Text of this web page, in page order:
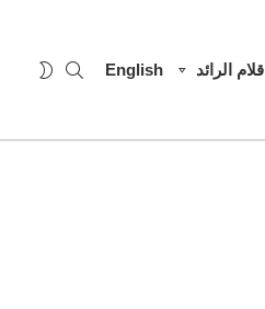
اقلام الرائد English
SEARCH